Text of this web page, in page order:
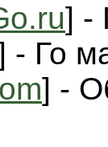
] -
- Го
] -